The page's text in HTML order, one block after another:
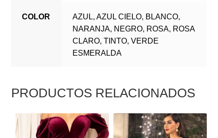
COLOR
AZUL, AZUL CIELO, BLANCO,
NARANJA, NEGRO, ROSA, ROSA
CLARO, TINTO, VERDE
ESMERALDA
PRODUCTOS RELACIONADOS
ESTE
PRODUCTO
PRODUCTO